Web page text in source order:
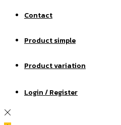
Contact
Product simple
Product variation
Login / Register